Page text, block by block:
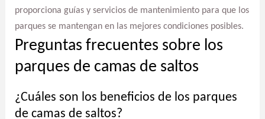
proporciona guías y servicios de mantenimiento para que los
parques se mantengan en las mejores condiciones posibles.
Preguntas frecuentes sobre los
parques de camas de saltos
¿Cuáles son los beneficios de los parques
de camas de saltos?